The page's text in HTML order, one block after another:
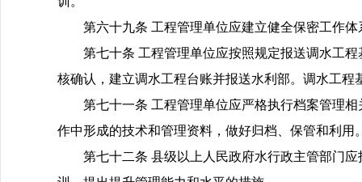
第六十九条 工程管理单位应建立健全保密工作
第七十条 工程管理单位应按照规定报送调水工
核确认，建立调水工程台账并报送水利部。调水工程
第七十一条 工程管理单位应严格执行档案管理
作中形成的技术和管理资料，做好归档、保管和利
第七十二条 县级以上人民政府水行政主管部门